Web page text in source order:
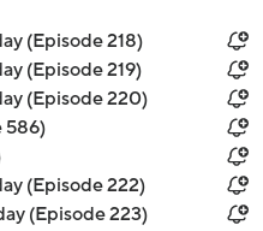
(Episode 218)
(Episode 219)
(Episode 220)
586)
(Episode 222)
(Episode 223)